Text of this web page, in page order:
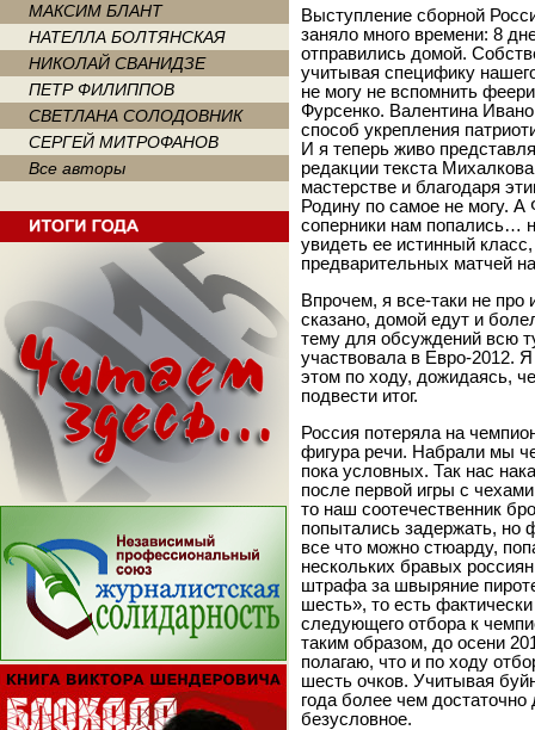
МАКСИМ БЛАНТ
НАТЕЛЛА БОЛТЯНСКАЯ
НИКОЛАЙ СВАНИДЗЕ
ПЕТР ФИЛИППОВ
СВЕТЛАНА СОЛОДОВНИК
СЕРГЕЙ МИТРОФАНОВ
Все авторы
Выступление сборной
заняло много времени: 8
отправились домой.
учитывая специфику
не могу не вспомнить
Фурсенко. Валентина
способ укрепления
И я теперь живо
редакции текста
мастерстве и благодаря
Родину по самое не могу.
соперники нам попались…
увидеть ее истинный
предварительных матчей
Впрочем, я все-таки не про
сказано, домой едут и
тему для обсуждений всю
участвовала в Евро-2012.
этом по ходу, дожидаясь,
подвести итог.
Россия потеряла на
фигура речи. Набрали мы
пока условных. Так нас
после первой игры с
то наш соотечественник
попытались задержать, но
все что можно стюарду,
нескольких бравых
штрафа за швыряние
шесть», то есть
следующего отбора к
таким образом, до осени
полагаю, что и по ходу
шесть очков. Учитывая
года более чем
безусловное.